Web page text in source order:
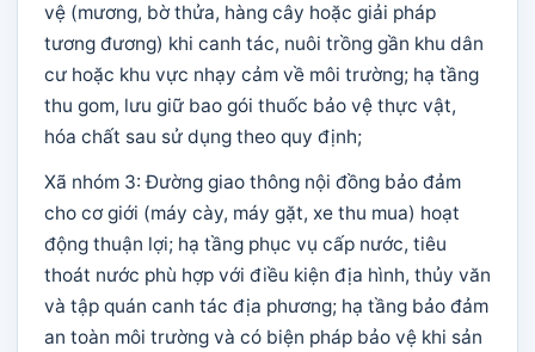
vệ (mương, bờ thửa, hàng cây hoặc giải pháp
tương đương) khi canh tác, nuôi trồng gần khu dân
cư hoặc khu vực nhạy cảm về môi trường; hạ tầng
thu gom, lưu giữ bao gói thuốc bảo vệ thực vật,
hóa chất sau sử dụng theo quy định;
Xã nhóm 3: Đường giao thông nội đồng bảo đảm
cho cơ giới (máy cày, máy gặt, xe thu mua) hoạt
động thuận lợi; hạ tầng phục vụ cấp nước, tiêu
thoát nước phù hợp với điều kiện địa hình, thủy văn
và tập quán canh tác địa phương; hạ tầng bảo đảm
an toàn môi trường và có biện pháp bảo vệ khi sản